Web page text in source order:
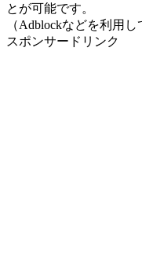
とが可能です。
（Adblockなどを利用
スポンサードリンク